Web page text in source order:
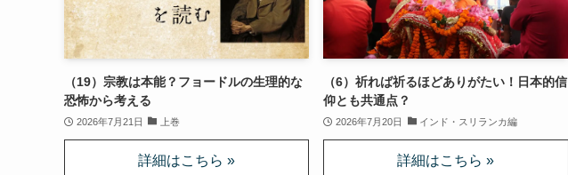
（19）宗教は本能？フョードルの生理的な
恐怖から考える
2026年7月21日 上巻
（6）祈れば祈るほどありがたい！日本的信
仰とも共通点？
2026年7月20日 インド・スリランカ編